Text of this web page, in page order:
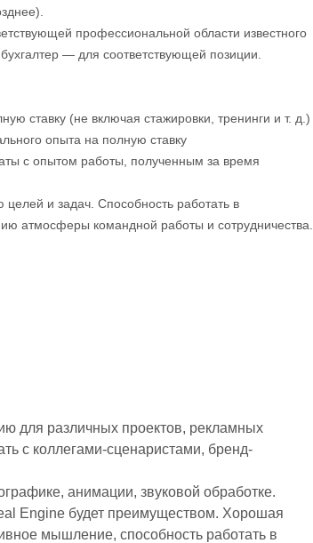
профессиональной области известного
— для соответствующей позиции.
ставку (не включая стажировки, тренинги и т. д.)
опыта на полную ставку
с опытом работы, полученным за время
и задач. Способность работать в
атмосферы командной работы и сотрудничества.
для различных проектов, рекламных
с коллегами-сценаристами, бренд-
анимации, звуковой обработке.
Engine будет преимуществом. Хорошая
мышление, способность работать в